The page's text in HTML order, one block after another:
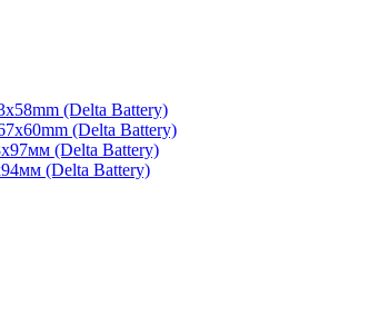
(Delta Battery)
(Delta Battery)
(Delta Battery)
(Delta Battery)